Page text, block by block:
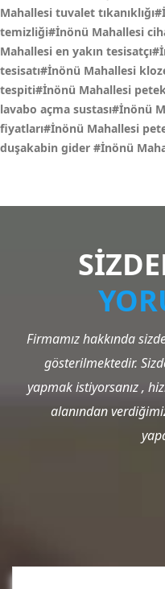
Mahallesi tuvalet
temizliği#İnönü Mahallesi
Mahallesi en yakın
tesisatı#İnönü Mahallesi
tespiti#İnönü Mahallesi
lavabo açma sustası#İnönü
fiyatları#İnönü Mahallesi
duşakabin gider #İnönü
Firmamız hakkında
gösterilmektedir.
yapmak istiyorsanız ,
alanından